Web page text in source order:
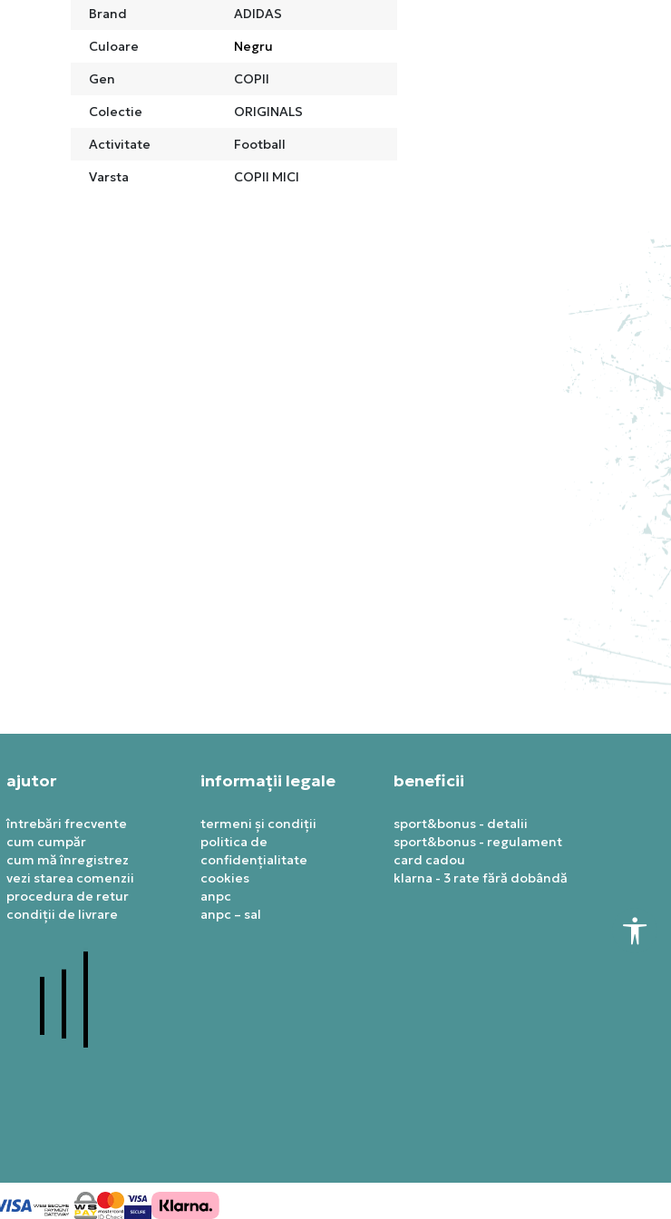
Brand
ADIDAS
Culoare
Negru
Gen
COPII
Colectie
ORIGINALS
Activitate
Football
Varsta
COPII MICI
ajutor
întrebări frecvente
cum cumpăr
cum mă înregistrez
vezi starea comenzii
procedura de retur
condiții de livrare
informații legale
termeni și condiții
politica de
confidențialitate
cookies
anpc
anpc – sal
beneficii
sport&bonus - detalii
sport&bonus - regulament
card cadou
klarna - 3 rate fără dobândă